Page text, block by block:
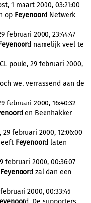
1 maart 2000, 03:21:00
op Feyenoord Netwerk
februari 2000, 23:44:47
d namelijk veel te
poule, 29 februari 2000,
wel verrassend aan de
februari 2000, 16:40:32
d en Beenhakker
februari 2000, 12:06:00
Feyenoord laten
februari 2000, 00:36:07
Feyenoord zal dan een
2000, 00:33:46
d. De supporters